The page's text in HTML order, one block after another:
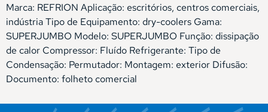
Marca: REFRION Aplicação: escritórios, centros comerciais,
indústria Tipo de Equipamento: dry-coolers Gama:
SUPERJUMBO Modelo: SUPERJUMBO Função: dissipação
de calor Compressor: Fluído Refrigerante: Tipo de
Condensação: Permutador: Montagem: exterior Difusão:
Documento: folheto comercial